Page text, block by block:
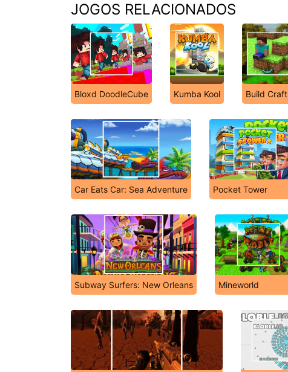
JOGOS RELACIONADOS
Bloxd DoodleCube Kumba Kool Build Craft
Car Eats Car: Sea Adventure Pocket Tower
Subway Surfers: New Orleans Mineworld